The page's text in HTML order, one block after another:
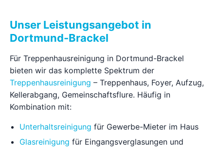
Unser Leistungsangebot in
Dortmund-Brackel
Für Treppenhausreinigung in Dortmund-Brackel
bieten wir das komplette Spektrum der
Treppenhausreinigung – Treppenhaus, Foyer, Aufzug,
Kellerabgang, Gemeinschaftsflure. Häufig in
Kombination mit:
Unterhaltsreinigung für Gewerbe-Mieter im Haus
Glasreinigung für Eingangsverglasungen und